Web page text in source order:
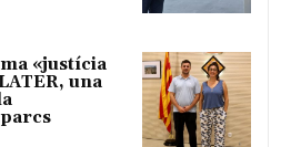
«justícia
una